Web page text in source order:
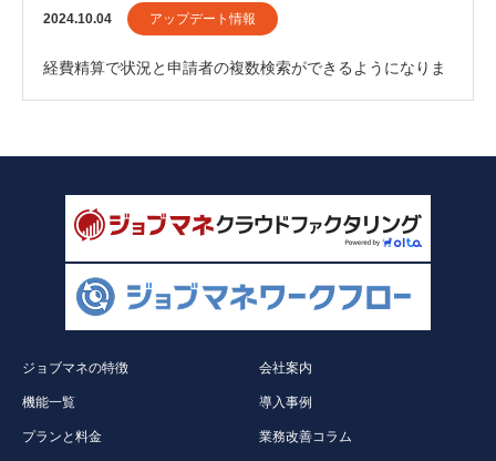
2024.10.04 アップデート情報
経費精算で状況と申請者の複数検索ができるようになりま
ジョブマネの特徴
機能一覧
プランと料金
会社案内
導入事例
業務改善コラム